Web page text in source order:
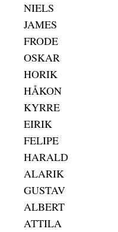
NIELS
JAMES
FRODE
OSKAR
HORIK
HÅKON
KYRRE
EIRIK
FELIPE
HARALD
ALARIK
GUSTAV
ALBERT
ATTILA